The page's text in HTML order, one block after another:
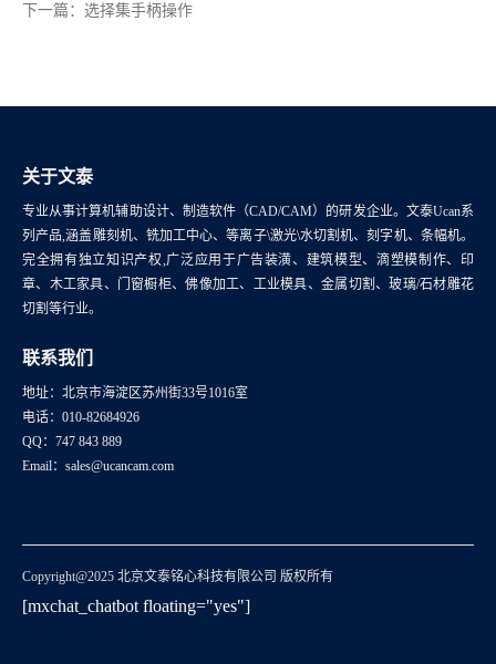
下一篇：选择集手柄操作
关于文泰
专业从事计算机辅助设计、制造软件（CAD/CAM）的研发企业。文泰Ucan系
列产品,涵盖雕刻机、铣加工中心、等离子\激光\水切割机、刻字机、条幅机。
完全拥有独立知识产权,广泛应用于广告装潢、建筑模型、滴塑模制作、印
章、木工家具、门窗橱柜、佛像加工、工业模具、金属切割、玻璃/石材雕花
切割等行业。
联系我们
地址：北京市海淀区苏州街33号1016室
电话：010-82684926
QQ：747 843 889
Email：sales@ucancam.com
Copyright@2025 北京文泰铭心科技有限公司 版权所有
[mxchat_chatbot floating="yes"]